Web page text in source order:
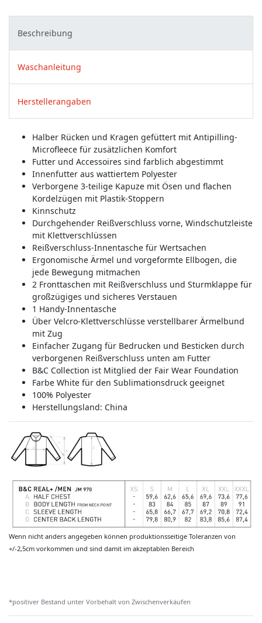
Beschreibung
Waschanleitung
Herstellerangaben
Halber Rücken und Kragen gefüttert mit Antipilling-
Microfleece für zusätzlichen Komfort
Futter und Accessoires sind farblich abgestimmt
Innenfutter aus wattiertem Polyester
Verborgene 3-teilige Kapuze mit Ösen und flachen
Kordelzügen mit Plastik-Stoppern
Kinnschutz
Durchgehender Reißverschluss vorne, Windschutzleiste
mit Klettverschlüssen
Reißverschluss-Innentasche für Wertsachen
Ergonomische Ärmel und vorgeformte Ellbogen, die
jede Bewegung mitmachen
2 Fronttaschen mit Reißverschluss und Sturmklappe für
großzügiges und sicheres Verstauen
1 Handy-Innentasche
Über Velcro-Klettverschlüsse verstellbarer Ärmelbund
mit Zug
Einfacher Zugang für Bedrucken und Besticken durch
verborgenen Reißverschluss unten am Futter
B&C Collection ist Mitglied der Fair Wear Foundation
Farbe White für den Sublimationsdruck geeignet
100% Polyester
Herstellungsland: China
Wenn nicht anders angegeben können produktionsseitige Toleranzen von
+/-2,5cm vorkommen und sind damit im akzeptablen Bereich
*positiver Bestand unter Vorbehalt von Zwischenverkäufen